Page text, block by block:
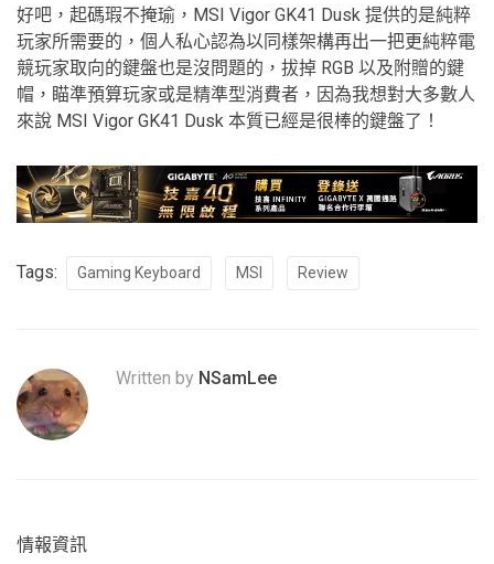
好吧，起碼瑕不掩瑜，MSI Vigor GK41 Dusk 提供的是純粹
玩家所需要的，個人私心認為以同樣架構再出一把更純粹電
競玩家取向的鍵盤也是沒問題的，拔掉 RGB 以及附贈的鍵
帽，瞄準預算玩家或是精準型消費者，因為我想對大多數人
來說 MSI Vigor GK41 Dusk 本質已經是很棒的鍵盤了！
Tags: Gaming Keyboard MSI Review
Written by NSamLee
情報資訊